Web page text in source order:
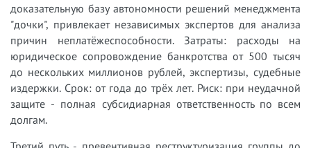
доказательную базу автономности решений менеджмента
"дочки", привлекает независимых экспертов для анализа
причин неплатёжеспособности. Затраты: расходы на
юридическое сопровождение банкротства от 500 тысяч
до нескольких миллионов рублей, экспертизы, судебные
издержки. Срок: от года до трёх лет. Риск: при неудачной
защите - полная субсидиарная ответственность по всем
долгам.